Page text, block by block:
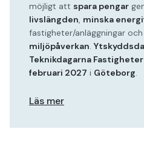
möjligt att spara pengar
livslängden, minska
fastigheter/anläggningar
miljöpåverkan.
Teknikdagarna Fastigheter
februari 2027 i Göteborg.
Läs mer